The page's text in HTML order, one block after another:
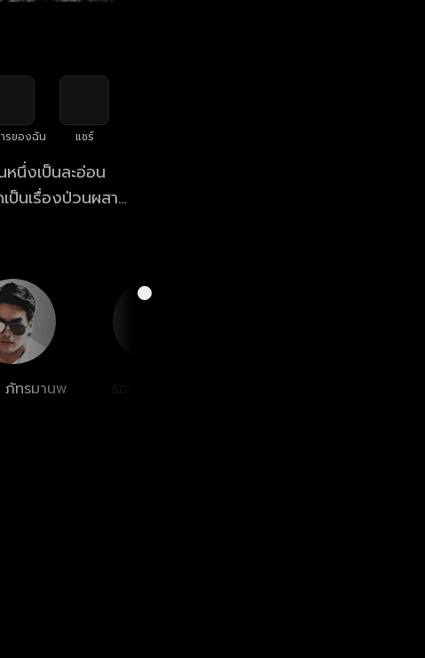
รของฉัน แชร์
นึ่งเป็นละอ่อน
ป็นเรื่องป่วนผสาน
ภัทรมานพ รอง เค้ามูลคดี